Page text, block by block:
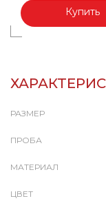
Купить
РАЗМЕР
ПРОБА
МАТЕРИАЛ
ЦВЕТ